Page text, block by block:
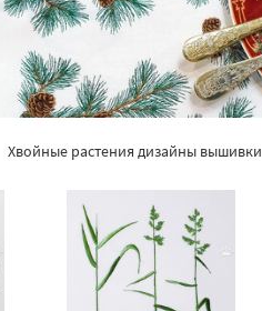
Хвойные растения дизайны вышивки